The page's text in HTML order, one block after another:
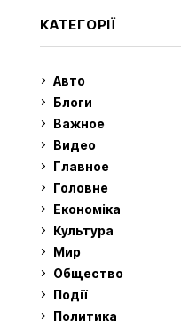
КАТЕГОРІЇ
Авто
Блоги
Важное
Видео
Главное
Головне
Економіка
Культура
Мир
Общество
Події
Политика